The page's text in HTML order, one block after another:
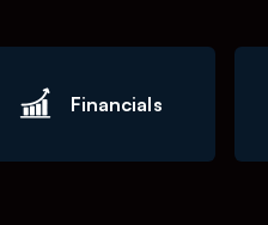
Financials